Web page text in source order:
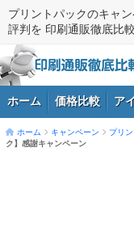
プリントパックのキャ
評判を 印刷通販徹底比較
ホーム 価格比較 ア
ホーム キャンペーン プリ
ク】感謝キャンペーン